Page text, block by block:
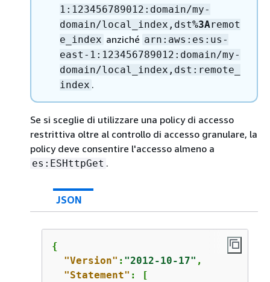
1:123456789012:domain/my-
domain/local_index,dst%3Aremot
e_index anziché arn:aws:es:us-
east-1:123456789012:domain/my-
domain/local_index,dst:remote_
index .
Se si sceglie di utilizzare una policy di accesso
restrittiva oltre al controllo di accesso granulare, la
policy deve consentire l'accesso almeno a
es:ESHttpGet .
JSON
{
"Version" : "2012-10-17" ,
"Statement" : [